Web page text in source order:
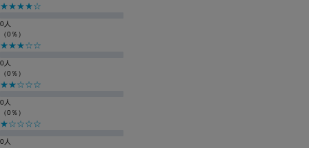
★★★★☆
0人
（0％）
★★★☆☆
0人
（0％）
★★☆☆☆
0人
（0％）
★☆☆☆☆
0人